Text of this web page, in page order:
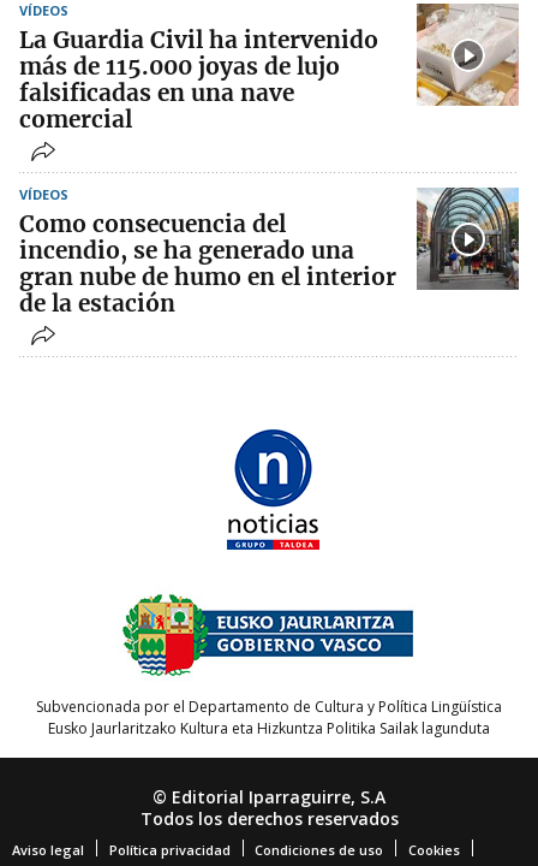
VÍDEOS
La Guardia Civil ha intervenido
más de 115.000 joyas de lujo
falsificadas en una nave
comercial
VÍDEOS
Como consecuencia del
incendio, se ha generado una
gran nube de humo en el interior
de la estación
Subvencionada por el Departamento de Cultura y Política Lingüística
Eusko Jaurlaritzako Kultura eta Hizkuntza Politika Sailak lagunduta
© Editorial Iparraguirre, S.A
Todos los derechos reservados
Aviso legal Política privacidad Condiciones de uso Cookies